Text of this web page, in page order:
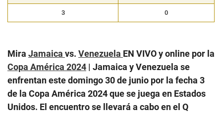
3 0
Mira Jamaica vs. Venezuela EN VIVO y online por la
Copa América 2024 | Jamaica y Venezuela se
enfrentan este domingo 30 de junio por la fecha 3
de la Copa América 2024 que se juega en Estados
Unidos. El encuentro se llevará a cabo en el Q